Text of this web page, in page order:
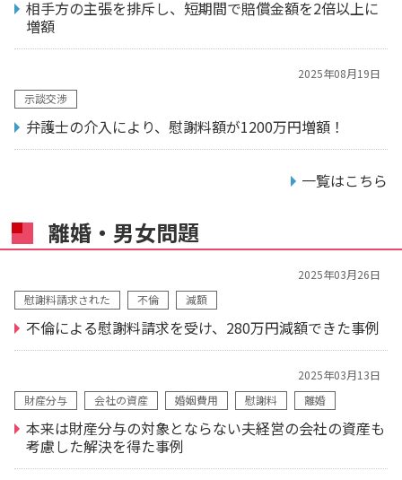
相手方の主張を排斥し、短期間で賠償金額を2倍以上に
増額
2025年08月19日
示談交渉
弁護士の介入により、慰謝料額が1200万円増額！
一覧はこちら
離婚・男女問題
2025年03月26日
慰謝料請求された
不倫 減額
不倫による慰謝料請求を受け、280万円減額できた事例
2025年03月13日
財産分与
会社の資産 婚姻費用 慰謝料 離婚
本来は財産分与の対象とならない夫経営の会社の資産も
考慮した解決を得た事例